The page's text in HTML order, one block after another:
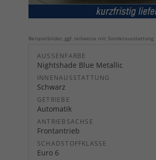
Beispielbilder, ggf. teilweise mit Sonderausstattung
AUSSENFARBE
Nightshade Blue Metallic
INNENAUSSTATTUNG
Schwarz
GETRIEBE
Automatik
ANTRIEBSACHSE
Frontantrieb
SCHADSTOFFKLASSE
Euro 6